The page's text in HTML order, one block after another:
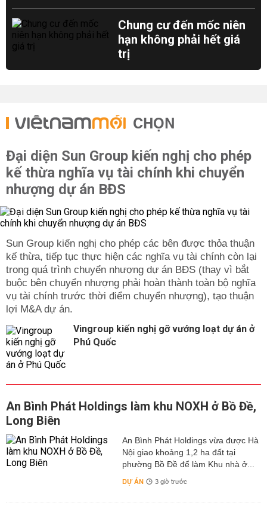
Chung cư đến mốc niên
hạn không phải hết giá
trị
CHỌN
Đại diện Sun Group kiến nghị cho phép
kế thừa nghĩa vụ tài chính khi chuyển
nhượng dự án BĐS
Sun Group kiến nghị cho phép các bên được thỏa thuận
kế thừa, tiếp tục thực hiện các nghĩa vụ tài chính còn lại
trong quá trình chuyển nhượng dự án BĐS (thay vì bắt
buộc bên chuyển nhượng phải hoàn thành toàn bộ nghĩa
vụ tài chính trước thời điểm chuyển nhượng), tạo thuận
lợi M&A dự án.
Vingroup kiến nghị gỡ vướng loạt dự án ở
Phú Quốc
An Bình Phát Holdings làm khu NOXH ở Bồ Đề,
Long Biên
An Bình Phát Holdings vừa được Hà
Nội giao khoảng 1,2 ha đất tại
phường Bồ Đề để làm Khu nhà ở...
DỰ ÁN 3 giờ trước